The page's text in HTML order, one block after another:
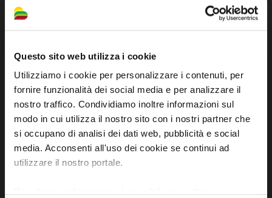
Questo sito web utilizza i cookie
Utilizziamo i cookie per personalizzare i contenuti, per
fornire funzionalità dei social media e per analizzare il
nostro traffico. Condividiamo inoltre informazioni sul
modo in cui utilizza il nostro sito con i nostri partner che
si occupano di analisi dei dati web, pubblicità e social
media. Acconsenti all'uso dei cookie se continui ad
utilizzare il nostro portale.
SCOPRI
Arte e Cultura
Ambiente e natura